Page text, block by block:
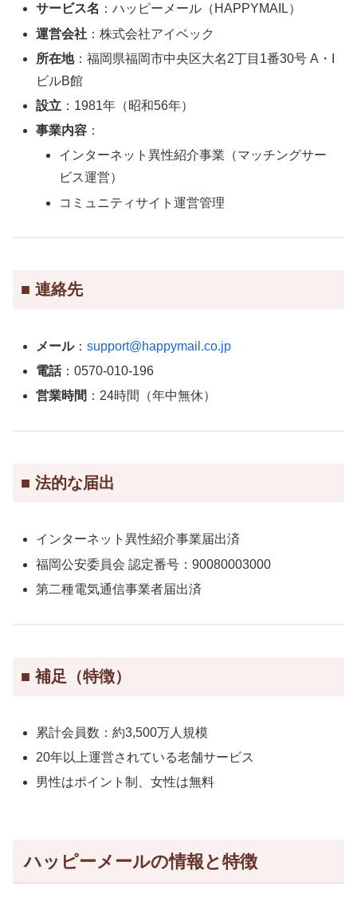
サービス名 ：ハッピーメール（HAPPYMAIL）
運営会社 ：株式会社アイベック
所在地：福岡県福岡市中央区大名2丁目1番30号 A・I
ビルB館
設立 ：1981年（昭和56年）
事業内容 ：
インターネット異性紹介事業（マッチングサー
ビス運営）
コミュニティサイト運営管理
■ 連絡先
メール：support@happymail.co.jp
電話：0570-010-196
営業時間 ：24時間（年中無休）
■ 法的な届出
インターネット異性紹介事業届出済
福岡公安委員会 認定番号：90080003000
第二種電気通信事業者届出済
■ 補足（特徴）
累計会員数：約3,500万人規模
20年以上運営されている老舗サービス
男性はポイント制、女性は無料
ハッピーメールの情報と特徴